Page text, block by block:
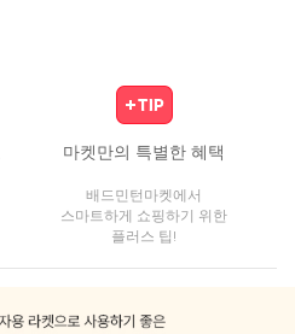
마켓만의 특별한 혜택
배드민턴마켓에서
스마트하게 쇼핑하기 위한
플러스 팁!